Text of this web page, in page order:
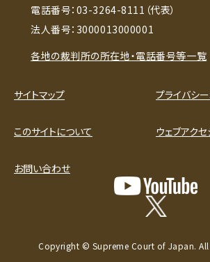
電話番号：03-3264-8111（代表）
法人番号：3000013000001
各地の裁判所の所在地・電話番号等一覧
サイトマップ プライバシ
このサイトについて ウェブアクセ
お問い合わせ
Copyright © Supreme Court of Japan. All